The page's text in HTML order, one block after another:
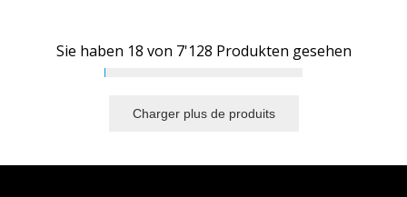
Sie haben 18 von 7'128 Produkten gesehen
Charger plus de produits